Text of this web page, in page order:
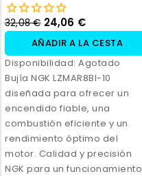
32,08 € 24,06 €
AÑADIR A LA CESTA
Disponibilidad: Agotado
Bujía NGK LZMAR8BI-10
diseñada para ofrecer un
encendido fiable, una
combustión eficiente y un
rendimiento óptimo del
motor. Calidad y precisión
NGK para un funcionamiento